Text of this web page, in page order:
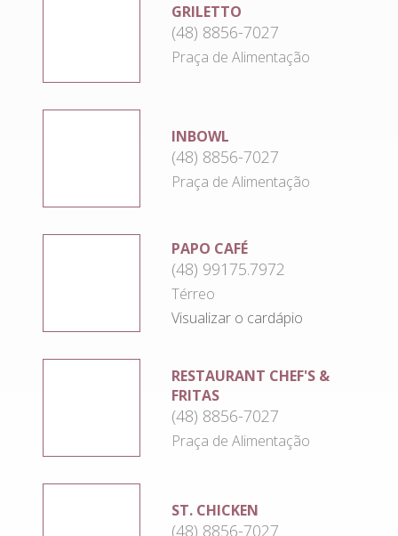
GRILETTO
(48) 8856-7027
Praça de Alimentação
INBOWL
(48) 8856-7027
Praça de Alimentação
PAPO CAFÉ
(48) 99175.7972
Térreo
Visualizar o cardápio
RESTAURANT CHEF'S &
FRITAS
(48) 8856-7027
Praça de Alimentação
ST. CHICKEN
(48) 8856-7027